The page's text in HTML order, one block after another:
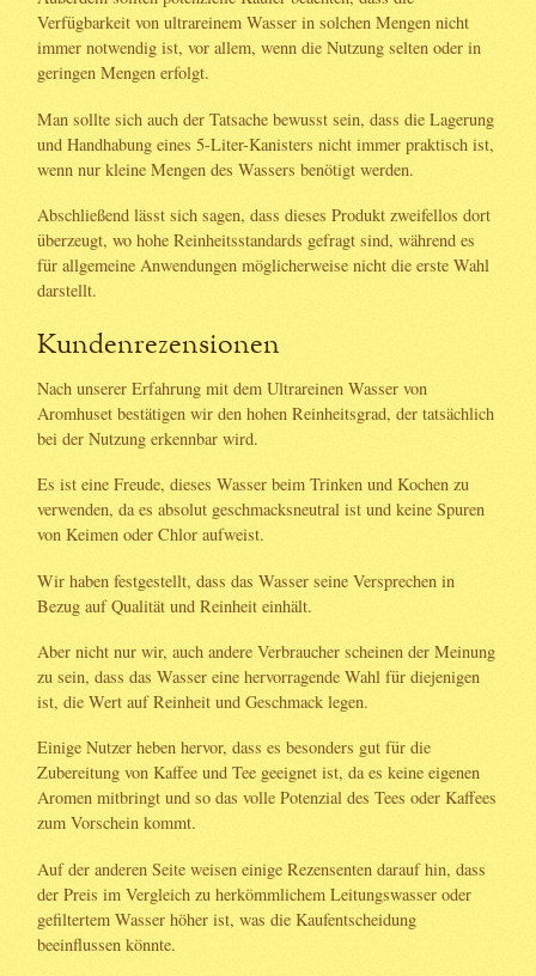
Verfügbarkeit von ultrareinem Wasser in solchen Mengen nicht
immer notwendig ist, vor allem, wenn die Nutzung selten oder in
geringen Mengen erfolgt.
Man sollte sich auch der Tatsache bewusst sein, dass die Lagerung
und Handhabung eines 5-Liter-Kanisters nicht immer praktisch ist,
wenn nur kleine Mengen des Wassers benötigt werden.
Abschließend lässt sich sagen, dass dieses Produkt zweifellos dort
überzeugt, wo hohe Reinheitsstandards gefragt sind, während es
für allgemeine Anwendungen möglicherweise nicht die erste Wahl
darstellt.
Kundenrezensionen
Nach unserer Erfahrung mit dem Ultrareinen Wasser von
Aromhuset bestätigen wir den hohen Reinheitsgrad, der tatsächlich
bei der Nutzung erkennbar wird.
Es ist eine Freude, dieses Wasser beim Trinken und Kochen zu
verwenden, da es absolut geschmacksneutral ist und keine Spuren
von Keimen oder Chlor aufweist.
Wir haben festgestellt, dass das Wasser seine Versprechen in
Bezug auf Qualität und Reinheit einhält.
Aber nicht nur wir, auch andere Verbraucher scheinen der Meinung
zu sein, dass das Wasser eine hervorragende Wahl für diejenigen
ist, die Wert auf Reinheit und Geschmack legen.
Einige Nutzer heben hervor, dass es besonders gut für die
Zubereitung von Kaffee und Tee geeignet ist, da es keine eigenen
Aromen mitbringt und so das volle Potenzial des Tees oder Kaffees
zum Vorschein kommt.
Auf der anderen Seite weisen einige Rezensenten darauf hin, dass
der Preis im Vergleich zu herkömmlichem Leitungswasser oder
gefiltertem Wasser höher ist, was die Kaufentscheidung
beeinflussen könnte.